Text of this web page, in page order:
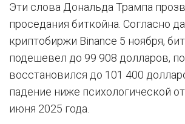
Эти слова Дональда Трампа
проседания биткойна. Согласно
криптобиржи Binance 5 ноября,
подешевел до 99 908 долларов,
восстановился до 101 400
падение ниже психологической
июня 2025 года.